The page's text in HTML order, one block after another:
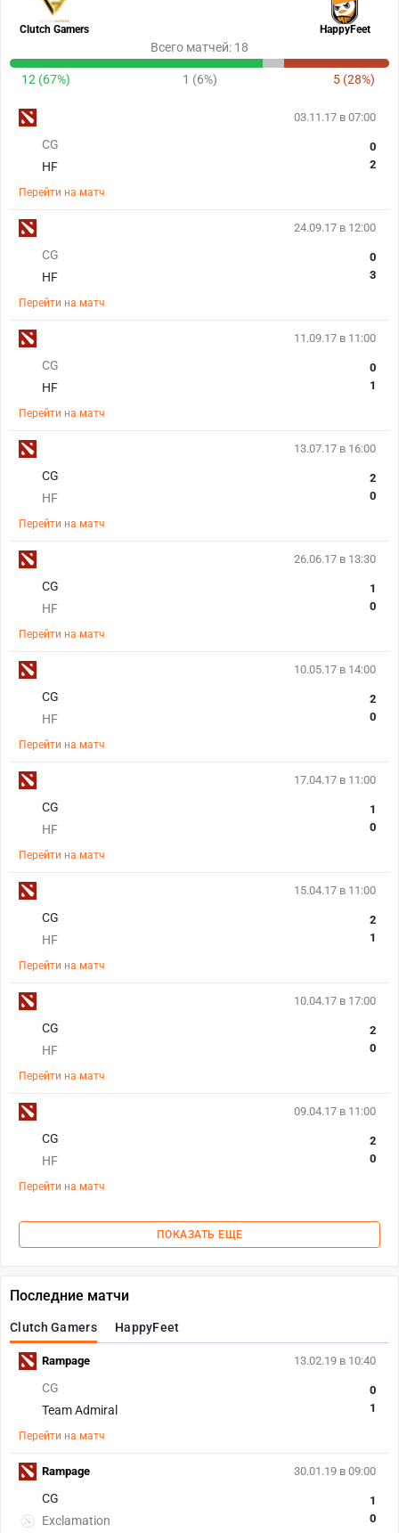
Clutch Gamers HappyFeet
Всего матчей: 18
12 (67%) 1 (6%) 5 (28%)
03.11.17 в 07:00
CG
HF
0
2
Перейти на матч
24.09.17 в 12:00
CG
HF
0
3
Перейти на матч
11.09.17 в 11:00
CG
HF
0
1
Перейти на матч
13.07.17 в 16:00
CG
HF
2
0
Перейти на матч
26.06.17 в 13:30
CG
HF
1
0
Перейти на матч
10.05.17 в 14:00
CG
HF
2
0
Перейти на матч
17.04.17 в 11:00
CG
HF
1
0
Перейти на матч
15.04.17 в 11:00
CG
HF
2
1
Перейти на матч
10.04.17 в 17:00
CG
HF
2
0
Перейти на матч
09.04.17 в 11:00
CG
HF
2
0
Перейти на матч
ПОКАЗАТЬ ЕЩЕ
Последние матчи
Clutch Gamers HappyFeet
13.02.19 в 10:40
CG
Team Admiral
0
1
Перейти на матч
Rampage
30.01.19 в 09:00
CG
Exclamation
1
0
Rampage